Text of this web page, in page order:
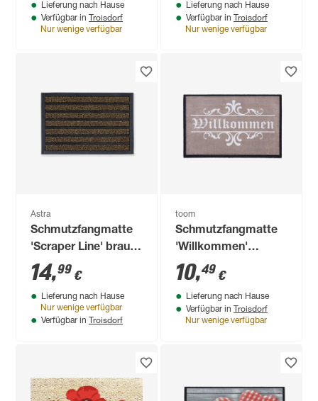
Lieferung nach Hause
Verfügbar in Troisdorf
Nur wenige verfügbar
Lieferung nach Hause
Verfügbar in Troisdorf
Nur wenige verfügbar
Astra
Schmutzfangmatte
'Scraper Line' braun
40 x 60 cm
14,99 €
Lieferung nach Hause
Nur wenige verfügbar
Verfügbar in Troisdorf
toom
Schmutzfangmatte
'Willkommen'
sandfarben 39 x 58
cm
10,49 €
Lieferung nach Hause
Verfügbar in Troisdorf
Nur wenige verfügbar